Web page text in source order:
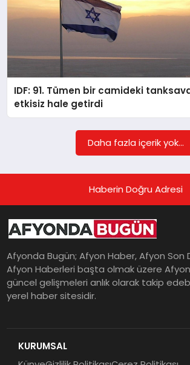
EĞITIM
EKONOMI
SIYASET
SPOR
IDF: 91. Tümen bir camideki
etkisiz hale getirdi
Daha fazla içerik yok...
Haberin Doğru Adresi
Afyonda Bugün; Afyon Haber, Afyon Son
Afyon Haberleri başta olmak üzere
güncel gelişmeleri anlık olarak takip
yerel haber sitesidir.
KURUMSAL